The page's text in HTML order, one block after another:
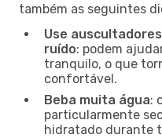
também as seguintes
Use
ruído: podem
tranquilo, o que
confortável.
Beba muita água:
particularmente
hidratado durante